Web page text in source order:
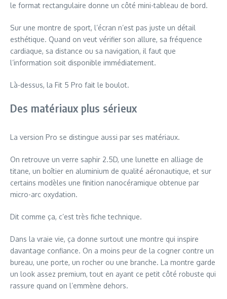
le format rectangulaire donne un côté mini-tableau de bord.
Sur une montre de sport, l’écran n’est pas juste un détail
esthétique. Quand on veut vérifier son allure, sa fréquence
cardiaque, sa distance ou sa navigation, il faut que
l’information soit disponible immédiatement.
Là-dessus, la Fit 5 Pro fait le boulot.
Des matériaux plus sérieux
La version Pro se distingue aussi par ses matériaux.
On retrouve un verre saphir 2.5D, une lunette en alliage de
titane, un boîtier en aluminium de qualité aéronautique, et sur
certains modèles une finition nanocéramique obtenue par
micro-arc oxydation.
Dit comme ça, c’est très fiche technique.
Dans la vraie vie, ça donne surtout une montre qui inspire
davantage confiance. On a moins peur de la cogner contre un
bureau, une porte, un rocher ou une branche. La montre garde
un look assez premium, tout en ayant ce petit côté robuste qui
rassure quand on l’emmène dehors.